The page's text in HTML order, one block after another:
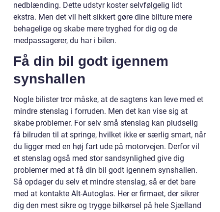
nedblænding. Dette udstyr koster selvfølgelig lidt
ekstra. Men det vil helt sikkert gøre dine bilture mere
behagelige og skabe mere tryghed for dig og de
medpassagerer, du har i bilen.
Få din bil godt igennem
synshallen
Nogle bilister tror måske, at de sagtens kan leve med et
mindre stenslag i forruden. Men det kan vise sig at
skabe problemer. For selv små stenslag kan pludselig
få bilruden til at springe, hvilket ikke er særlig smart, når
du ligger med en høj fart ude på motorvejen. Derfor vil
et stenslag også med stor sandsynlighed give dig
problemer med at få din bil godt igennem synshallen.
Så opdager du selv et mindre stenslag, så er det bare
med at kontakte Alt-Autoglas. Her er firmaet, der sikrer
dig den mest sikre og trygge bilkørsel på hele Sjælland